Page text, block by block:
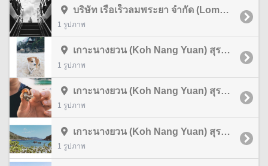
บริษัท เรือเร็วลมพระยา จำกัด (Lomprayah High Speed Ferries) สุราษฎร์ธานี
1 รูปภาพ
เกาะนางยวน (Koh Nang Yuan) สุราษฎร์ธานี
1 รูปภาพ
เกาะนางยวน (Koh Nang Yuan) สุราษฎร์ธานี
1 รูปภาพ
เกาะนางยวน (Koh Nang Yuan) สุราษฎร์ธานี
1 รูปภาพ